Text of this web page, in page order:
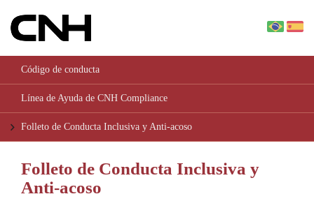
Código de conducta
Línea de Ayuda de CNH Compliance
Folleto de Conducta Inclusiva y Anti-acoso
Folleto de Conducta Inclusiva y
Anti-acoso